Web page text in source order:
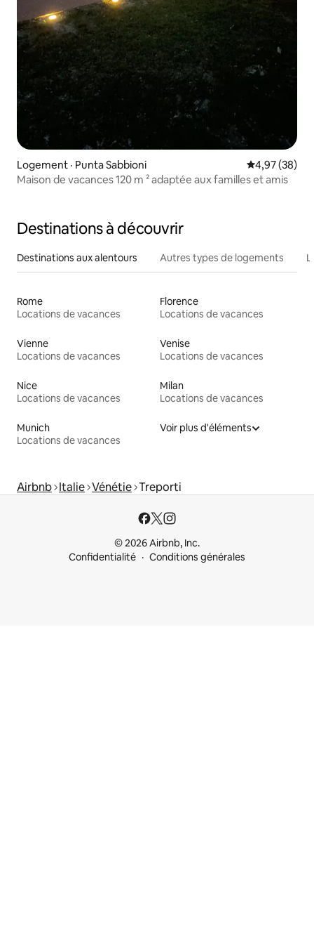
Logement · Punta Sabbioni Note
4,97 (38)
Maison de vacances 120 m ² adaptée aux familles et amis
Destinations à découvrir
Destinations aux alentours Autres types de logements
Rome
Locations de vacances
Florence
Locations de vacances
Vienne
Locations de vacances
Venise
Locations de vacances
Nice
Locations de vacances
Milan
Locations de vacances
Munich
Locations de vacances
Voir plus d'éléments
Airbnb Italie Vénétie Treporti
© 2026 Airbnb, Inc.
Confidentialité
Conditions générales